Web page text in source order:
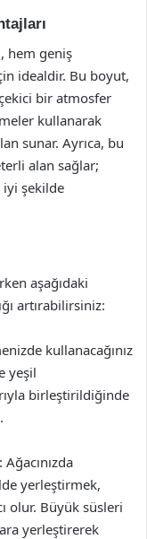
hem geniş
idealdir. Bu boyut,
bir atmosfer
kullanarak
sunar. Ayrıca, bu
alan sağlar;
iyi şekilde
aşağıdaki
artırabilirsiniz:
kullanacağınız
yeşil
birleştirildiğinde
yerleştirmek,
olur. Büyük süsleri
yerleştirerek